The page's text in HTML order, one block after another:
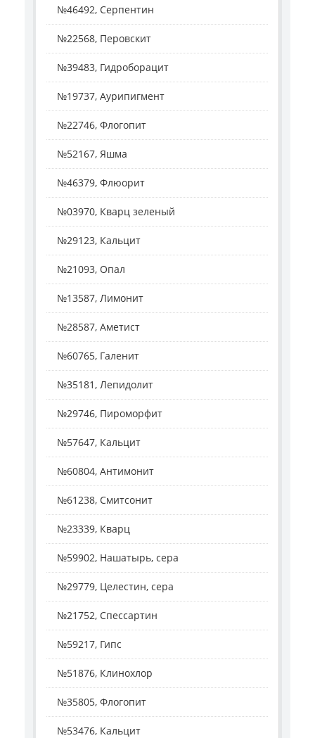
№46492, Серпентин
№22568, Перовскит
№39483, Гидроборацит
№19737, Аурипигмент
№22746, Флогопит
№52167, Яшма
№46379, Флюорит
№03970, Кварц зеленый
№29123, Кальцит
№21093, Опал
№13587, Лимонит
№28587, Аметист
№60765, Галенит
№35181, Лепидолит
№29746, Пироморфит
№57647, Кальцит
№60804, Антимонит
№61238, Смитсонит
№23339, Кварц
№59902, Нашатырь, сера
№29779, Целестин, сера
№21752, Спессартин
№59217, Гипс
№51876, Клинохлор
№35805, Флогопит
№53476, Кальцит